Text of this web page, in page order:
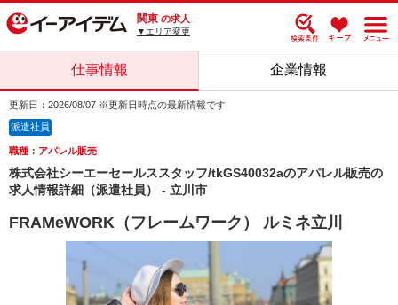
関東 の求人
▼エリア変更
仕事情報 企業情報
更新日：2026/08/07 ※更新日時点の最新情報です
派遣社員
職種：アパレル販売
株式会社シーエーセールススタッフ/tkGS40032aのアパレル販売の
求人情報詳細（派遣社員） - 立川市
FRAMeWORK（フレームワーク） ルミネ立川